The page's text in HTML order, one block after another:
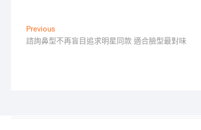
文
章
Previous
post:
諮詢鼻型不再盲目追求明星同款 適合臉型最對味